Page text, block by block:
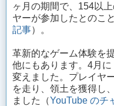
ヶ月の期間で、154以
ヤーが参加したとのこ
記事）。
革新的なゲーム体験を
他にもあります。4月
変えました。プレイヤ
を走り、領土を獲得し
ました（YouTube のチ